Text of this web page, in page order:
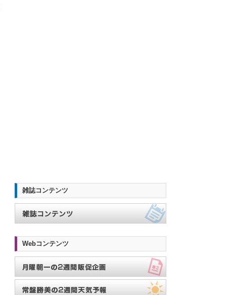
雑誌コンテンツ
Webコンテンツ